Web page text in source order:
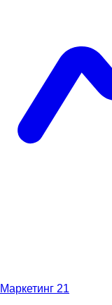
Маркетинг 21